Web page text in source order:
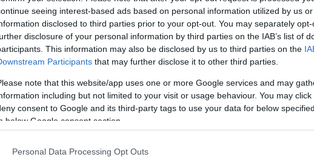
seeing interest-based ads based on personal information utilized by us
disclosed to third parties prior to your opt-out. You may separately
disclosure of your personal information by third parties on the IAB’s list of
This information may also be disclosed by us to third parties on the
Participants that may further disclose it to other third parties.
note that this website/app uses one or more Google services and may
including but not limited to your visit or usage behaviour. You may
consent to Google and its third-party tags to use your data for below
below Google consent section.
Personal Data Processing Opt Outs